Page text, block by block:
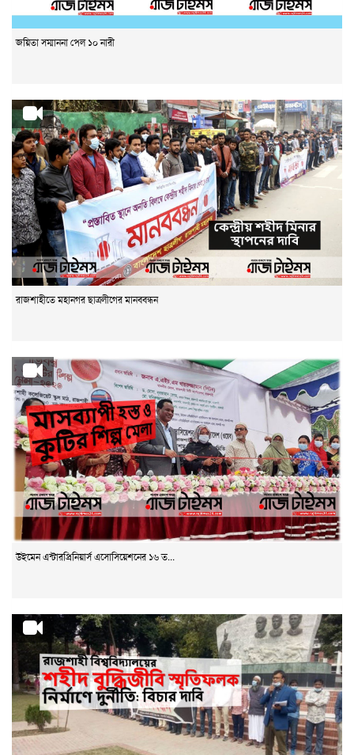
জয়িতা সম্মাননা পেল ১০ নারী
রাজশাহীতে মহানগর ছাত্রলীগের মানববন্ধন
উইমেন এন্টারপ্রিনিয়ার্স এসোসিয়েশনের ১৬ ত...